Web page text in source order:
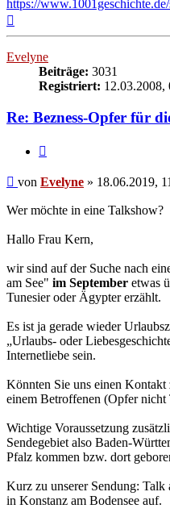
https://
Evelyne
Beiträge: 3031
Registriert: 12.03.2008,
Re: Bezness-Opfer für
Beitrag
von Evelyne » 18.06.2019,
Wer möchte in eine Talkshow?
Hallo Frau Kern,
wir sind auf der Suche nach
am See" im September etwas
Tunesier oder Ägypter erzählt.
Es ist ja gerade wieder
„Urlaubs- oder
Internetliebe sein.
Könnten Sie uns einen
einem Betroffenen (Opfer nicht
Wichtige Voraussetzung
Sendegebiet also Baden-
Pfalz kommen bzw. dort
Kurz zu unserer Sendung:
in Konstanz am Bodensee auf.